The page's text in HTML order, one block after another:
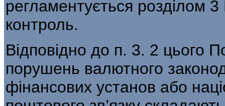
регламентується розді­лом
контроль.
Відповідно до п. 3. 2 цього
порушень валютного
фінансових установ або